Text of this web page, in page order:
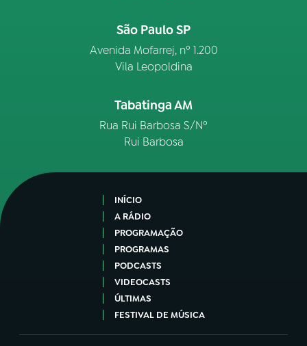
São Paulo SP
Avenida Mofarrej, nº 1.200
Vila Leopoldina
Tabatinga AM
Rua Rui Barbosa S/Nº
Rui Barbosa
INÍCIO
A RÁDIO
PROGRAMAÇÃO
PROGRAMAS
PODCASTS
VIDEOCASTS
ÚLTIMAS
FESTIVAL DE MÚSICA